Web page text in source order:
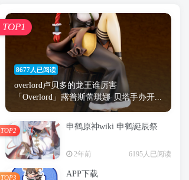
8677人已阅读
overlord卢贝多的龙王谁厉害
「Overlord」露普斯蕾琪娜·贝塔手办开...
TOP1
申鹤原神wiki 申鹤诞辰祭
2年前 6195人已阅读
TOP2
APP下载
TOP3